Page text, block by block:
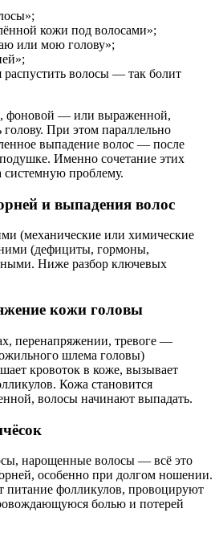
кожи под волосами»;
или мою голову»;
распустить волосы — так болит
фоновой — или выраженной,
При этом параллельно
выпадение волос — после
Именно сочетание этих
системную проблему.
и выпадения волос
(механические или химические
(дефициты, гормоны,
Ниже разбор ключевых
кожи головы
перенапряжении, тревоге —
шлема головы)
кровоток в коже, вызывает
Кожа становится
волосы начинают выпадать.
нарощенные волосы — всё это
особенно при долгом ношении.
фолликулов, провоцируют
болью и потерей